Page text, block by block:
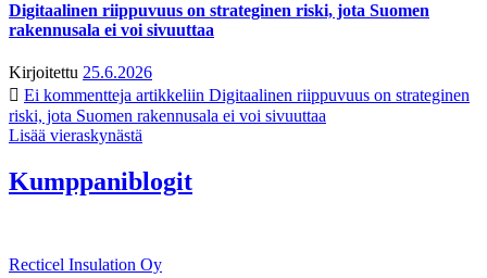
Digitaalinen riippuvuus on strateginen riski, jota Suomen
rakennusala ei voi sivuuttaa
Kirjoitettu 25.6.2026
Ei kommentteja artikkeliin Digitaalinen riippuvuus on strateginen
riski, jota Suomen rakennusala ei voi sivuuttaa
Lisää vieraskynästä
Kumppaniblogit
Recticel Insulation Oy